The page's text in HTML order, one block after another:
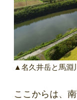
▲名久井岳と馬淵
ここからは、